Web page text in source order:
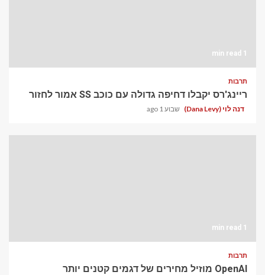
1 min read
תרבות
ריינג'רס יקבלו דחיפה גדולה עם כוכב SS אמור לחזור
דנה לוי (Dana Levy) שבוע 1 ago
1 min read
תרבות
OpenAI מוזיל מחירים של דגמים קטנים יותר